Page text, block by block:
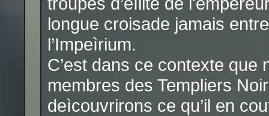
longue croisade jamais
l’Impeìrium.
C’est dans ce contexte
membres des Templiers
deìcouvrirons ce qu’il en